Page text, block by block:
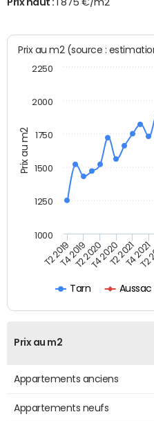
Prix au m2
Prix au m2 (source :
Tarn
T2 2019T4 2019T2 2020T4 2020T2 2021T4 2021
T2
2000
1000
1250
1500
1750
2250
Prix au m2
Appartements anciens
Appartements neufs